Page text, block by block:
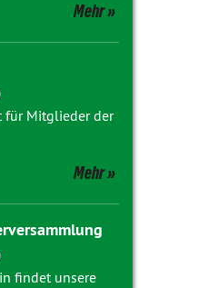
Mehr
für Mitglieder der
Mehr
findet unsere